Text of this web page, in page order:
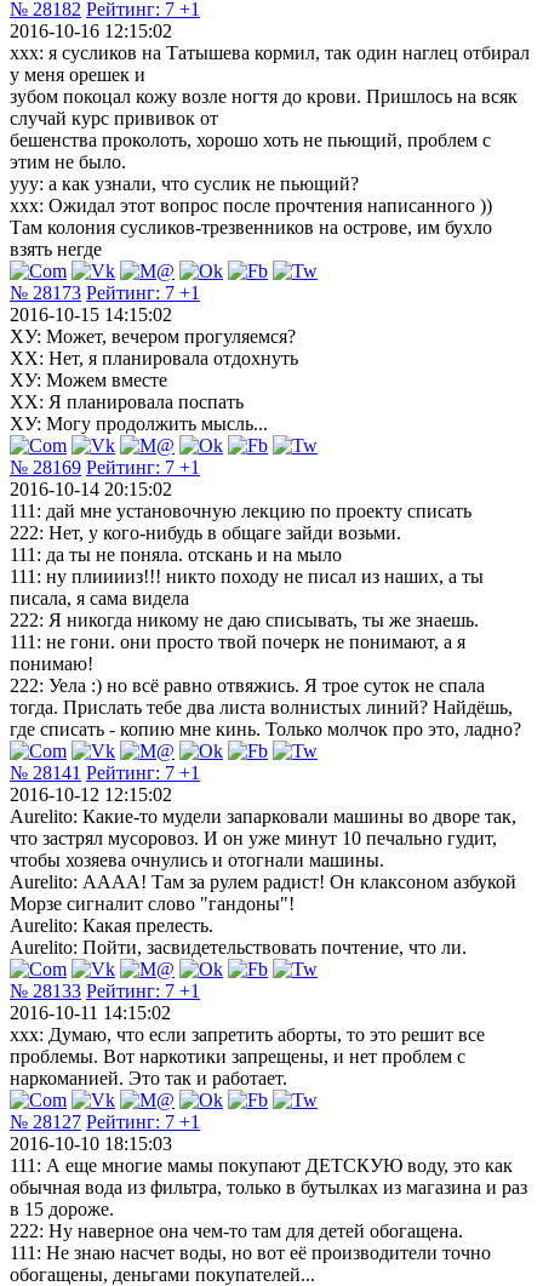
№ 28182 Рейтинг: 7 +1
2016-10-16 12:15:02
xxx: я сусликов на Татышева кормил, так один наглец отбирал
у меня орешек и
зубом покоцал кожу возле ногтя до крови. Пришлось на всяк
случай курс прививок от
бешенства проколоть, хорошо хоть не пьющий, проблем с
этим не было.
yyy: а как узнали, что суслик не пьющий?
xxx: Ожидал этот вопрос после прочтения написанного ))
Там колония сусликов-трезвенников на острове, им бухло
взять негде
№ 28173 Рейтинг: 7 +1
2016-10-15 14:15:02
ХУ: Может, вечером прогуляемся?
ХХ: Нет, я планировала отдохнуть
ХУ: Можем вместе
ХХ: Я планировала поспать
ХУ: Могу продолжить мысль...
№ 28169 Рейтинг: 7 +1
2016-10-14 20:15:02
111: дай мне установочную лекцию по проекту списать
222: Нет, у кого-нибудь в общаге зайди возьми.
111: да ты не поняла. отскань и на мыло
111: ну плииииз!!! никто походу не писал из наших, а ты
писала, я сама видела
222: Я никогда никому не даю списывать, ты же знаешь.
111: не гони. они просто твой почерк не понимают, а я
понимаю!
222: Уела :) но всё равно отвяжись. Я трое суток не спала
тогда. Прислать тебе два листа волнистых линий? Найдёшь,
где списать - копию мне кинь. Только молчок про это, ладно?
№ 28141 Рейтинг: 7 +1
2016-10-12 12:15:02
Aurelito: Какие-то мудели запарковали машины во дворе так,
что застрял мусоровоз. И он уже минут 10 печально гудит,
чтобы хозяева очнулись и отогнали машины.
Aurelito: АААА! Там за рулем радист! Он клаксоном азбукой
Морзе сигналит слово "гандоны"!
Aurelito: Какая прелесть.
Aurelito: Пойти, засвидетельствовать почтение, что ли.
№ 28133 Рейтинг: 7 +1
2016-10-11 14:15:02
xxx: Думаю, что если запретить аборты, то это решит все
проблемы. Вот наркотики запрещены, и нет проблем с
наркоманией. Это так и работает.
№ 28127 Рейтинг: 7 +1
2016-10-10 18:15:03
111: А еще многие мамы покупают ДЕТСКУЮ воду, это как
обычная вода из фильтра, только в бутылках из магазина и раз
в 15 дороже.
222: Ну наверное она чем-то там для детей обогащена.
111: Не знаю насчет воды, но вот её производители точно
обогащены, деньгами покупателей...